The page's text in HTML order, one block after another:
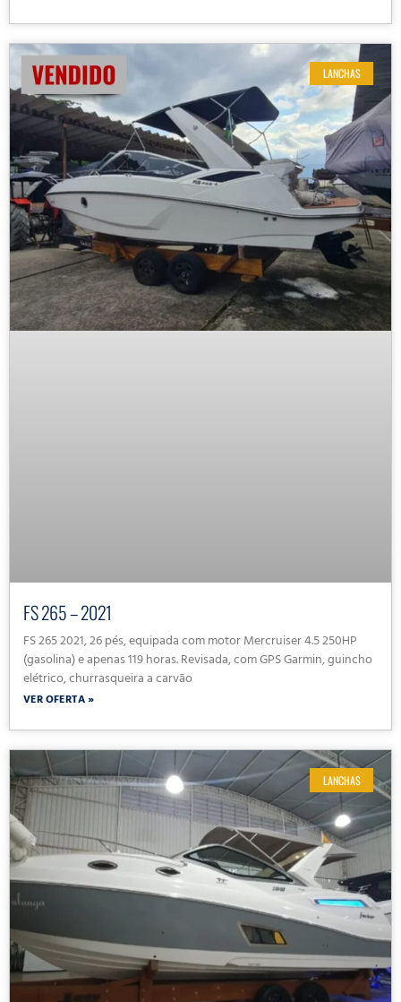
LANCHAS
FS 265 – 2021
FS 265 2021, 26 pés, equipada com motor Mercruiser 4.5 250HP
(gasolina) e apenas 119 horas. Revisada, com GPS Garmin, guincho
elétrico, churrasqueira a carvão
VER OFERTA »
LANCHAS